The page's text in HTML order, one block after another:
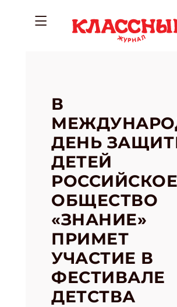
В
ДЕНЬ
ДЕТЕЙ
РОССИЙСКОЕ
ОБЩЕСТВО
«ЗНАНИЕ»
ПРИМЕТ
УЧАСТИЕ В
ФЕСТИВАЛЕ
ДЕТСТВА